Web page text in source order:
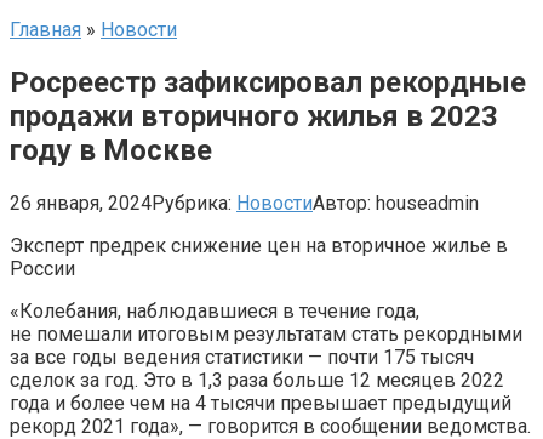
Главная » Новости
Росреестр зафиксировал рекордные
продажи вторичного жилья в 2023
году в Москве
26 января, 2024Рубрика: НовостиАвтор: houseadmin
Эксперт предрек снижение цен на вторичное жилье в
России
«Колебания, наблюдавшиеся в течение года,
не помешали итоговым результатам стать рекордными
за все годы ведения статистики — почти 175 тысяч
сделок за год. Это в 1,3 раза больше 12 месяцев 2022
года и более чем на 4 тысячи превышает предыдущий
рекорд 2021 года», — говорится в сообщении ведомства.